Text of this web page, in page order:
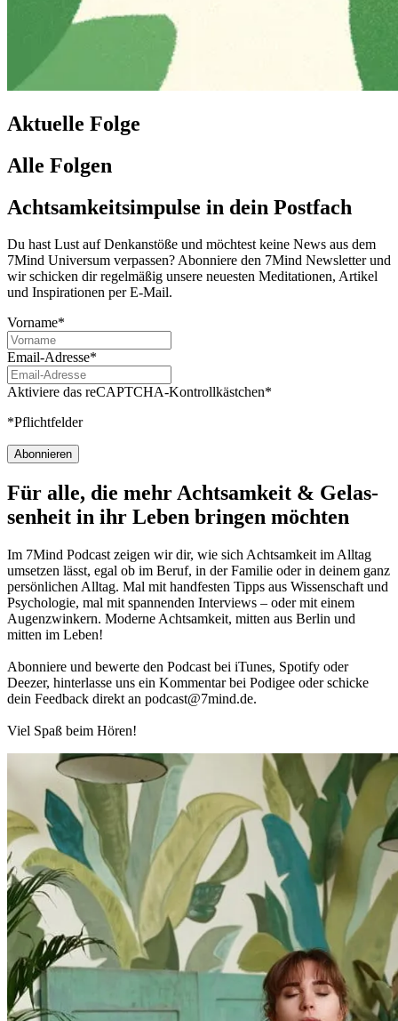
Aktuelle Folge
Alle Folgen
Achtsamkeitsimpulse in dein Postfach
Du hast Lust auf Denkanstöße und möchtest keine News aus dem
7Mind Universum verpassen? Abon­niere den 7Mind News­let­ter und
wir schicken dir regelmäßig unsere neuesten Meditationen, Artikel
und Inspirationen per E-Mail.
Vorname*
Email-Adresse*
Aktiviere das reCAPTCHA-Kontrollkästchen*
*Pflichtfelder
Abonnieren
Für alle, die mehr Acht­sam­keit & Gelas­
sen­heit in ihr Leben brin­gen möch­ten
Im 7Mind Pod­cast zeigen wir dir, wie sich Acht­sam­keit im Alltag
umset­zen lässt, egal ob im Beruf, in der Fami­lie oder in deinem ganz
per­sön­li­chen Alltag. Mal mit hand­fes­ten Tipps aus Wis­sen­schaft und
Psy­cho­lo­gie, mal mit spannenden Interviews – oder mit einem
Augen­zwin­kern. Moderne Acht­sam­keit, mitten aus Berlin und
mitten im Leben!
Abon­niere und bewerte den Pod­cast bei iTunes, Spo­tify oder
Deezer, hin­ter­lasse uns ein Kom­men­tar bei Podigee oder schi­cke
dein Feed­back direkt an podcast@​7​mind.​de.
Viel Spaß beim Hören!